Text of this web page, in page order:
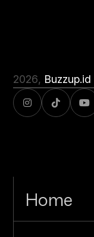
2026, Buzzup.id